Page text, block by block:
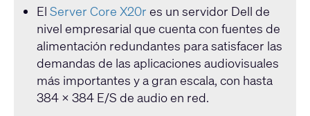
El Server Core X20r es un servidor Dell de
nivel empresarial que cuenta con fuentes de
alimentación redundantes para satisfacer las
demandas de las aplicaciones audiovisuales
más importantes y a gran escala, con hasta
384 × 384 E/S de audio en red.